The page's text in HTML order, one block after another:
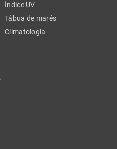
Índice UV
Tábua de marés
Climatologia